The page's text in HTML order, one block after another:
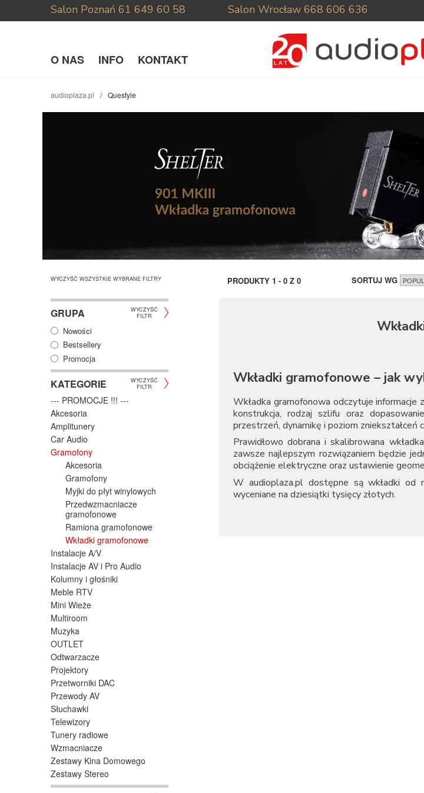
Salon Poznań 61 649 60 58 Salon Wrocław 668 606 636
O NAS INFO KONTAKT
audioplaza.pl Questyle
WYCZYŚĆ WSZYSTKIE WYBRANE FILTRY
GRUPA
WYCZYŚĆ
FILTR
Nowości
Bestsellery
Promocja
KATEGORIE
WYCZYŚĆ
FILTR
--- PROMOCJE !!! ---
Akcesoria
Amplitunery
Car Audio
Gramofony
Akcesoria
Gramofony
Myjki do płyt winylowych
Przedwzmacniacze
gramofonowe
Ramiona gramofonowe
Wkładki gramofonowe
Instalacje A/V
Instalacje AV i Pro Audio
Kolumny i głośniki
Meble RTV
Mini Wieże
Multiroom
Muzyka
OUTLET
Odtwarzacze
Projektory
Przetworniki DAC
Przewody AV
Słuchawki
Telewizory
Tunery radiowe
Wzmacniacze
Zestawy Kina Domowego
Zestawy Stereo
PRODUKTY 1 - 0 Z 0 SORTUJ WG
Wkładki gramofonowe – jak
Wkładka gramofonowa odczytuje informacje
konstrukcja, rodzaj szlifu oraz
przestrzeń, dynamikę i poziom zniekształceń
Prawidłowo dobrana i skalibrowana
zawsze najlepszym rozwiązaniem będzie
obciążenie elektryczne oraz ustawienie
W audioplaza.pl dostępne są wkładki od
wyceniane na dziesiątki tysięcy złotych.